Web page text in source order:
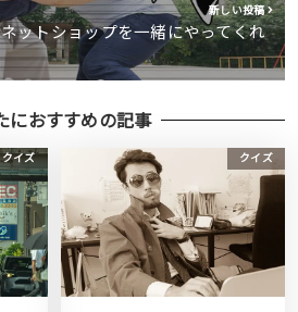
新しい投稿
ットショップを一緒にやってくれ
におすすめの記事
クイズ クイズ